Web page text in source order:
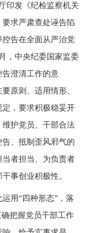
印发《纪检监察机关
求严肃查处诬告陷
告在全面从严治党
，中央纪委国家监委
告澄清工作的意
原则、适用情形、
，要求积极稳妥开
护党员、干部合法
、抵制歪风邪气的
者担当、为负责者
事创业积极性。
用“四种形态”，落
把握党员干部工作